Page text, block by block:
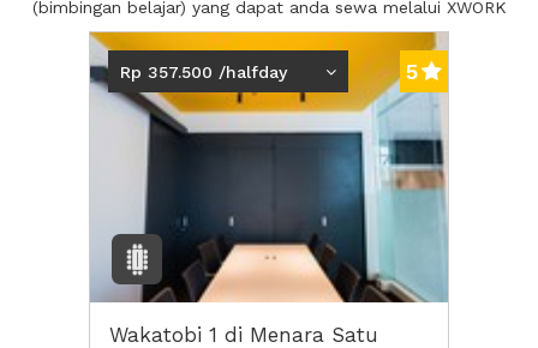
(bimbingan belajar) yang dapat anda sewa melalui XWORK
Rp 357.500 /halfday 5
Wakatobi 1 di Menara Satu